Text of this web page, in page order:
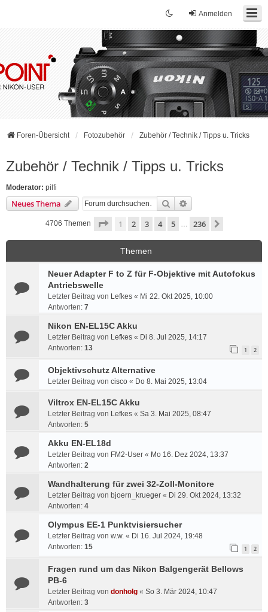
Anmelden
Foren-Übersicht Fotozubehör Zubehör / Technik / Tipps u. Tricks
Zubehör / Technik / Tipps u. Tricks
Moderator: pilfi
Neues Thema Suche
4706 Themen Seite 1von 236
1 2 3 4 5 … 236
Themen
Neuer Adapter F to Z für F-Objektive mit Autofokus
Antriebswelle
Letzter Beitrag von Lefkes « Mi 22. Okt 2025, 10:00
Antworten: 7
Nikon EN-EL15C Akku
Letzter Beitrag von Lefkes « Di 8. Jul 2025, 14:17
Antworten: 13 1 2
Objektivschutz Alternative
Letzter Beitrag von cisco « Do 8. Mai 2025, 13:04
Viltrox EN-EL15C Akku
Letzter Beitrag von Lefkes « Sa 3. Mai 2025, 08:47
Antworten: 5
Akku EN-EL18d
Letzter Beitrag von FM2-User « Mo 16. Dez 2024, 13:37
Antworten: 2
Wandhalterung für zwei 32-Zoll-Monitore
Letzter Beitrag von bjoern_krueger « Di 29. Okt 2024, 13:32
Antworten: 4
Olympus EE-1 Punktvisiersucher
Letzter Beitrag von w.w. « Di 16. Jul 2024, 19:48
Antworten: 15 1 2
Fragen rund um das Nikon Balgengerät Bellows
PB-6
Letzter Beitrag von donholg « So 3. Mär 2024, 10:47
Antworten: 3